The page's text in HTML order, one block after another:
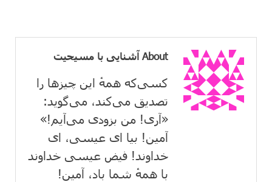
About آشنایی با مسیحیت
کسی‌که همهٔ این چیزها را
تصدیق می‌كند، می‌گوید:
«آری! من بزودی می‌آیم!»
آمین! بیا ای عیسی، ای
خداوند! فیض عیسی خداوند
با همهٔ شما باد، آمین!